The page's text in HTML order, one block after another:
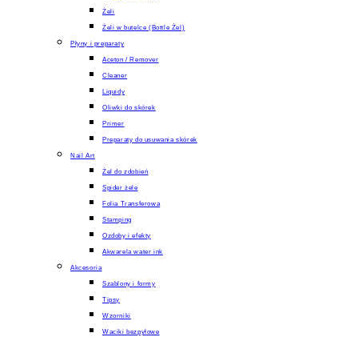
Żeli
Żeli w butelce (Bottle Żel)
Płyny i preparaty
Aceton / Remover
Cleaner
Liquidy
Oliwki do skórek
Primer
Preparaty do usuwania skórek
Nail Art
Żel do zdobień
Spider żele
Folia Transferowa
Stamping
Ozdoby i efekty
Akwarela water ink
Akcesoria
Szablony i formy
Tipsy
Wzorniki
Waciki bezpyłowe